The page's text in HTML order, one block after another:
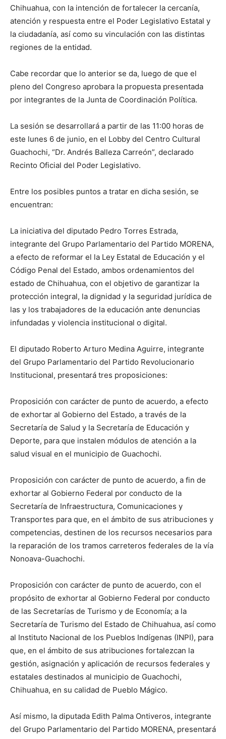
Chihuahua, con la intención de fortalecer la cercanía,
atención y respuesta entre el Poder Legislativo Estatal y
la ciudadanía, así como su vinculación con las distintas
regiones de la entidad.
Cabe recordar que lo anterior se da, luego de que el
pleno del Congreso aprobara la propuesta presentada
por integrantes de la Junta de Coordinación Política.
La sesión se desarrollará a partir de las 11:00 horas de
este lunes 6 de junio, en el Lobby del Centro Cultural
Guachochi, “Dr. Andrés Balleza Carreón”, declarado
Recinto Oficial del Poder Legislativo.
Entre los posibles puntos a tratar en dicha sesión, se
encuentran:
La iniciativa del diputado Pedro Torres Estrada,
integrante del Grupo Parlamentario del Partido MORENA,
a efecto de reformar el la Ley Estatal de Educación y el
Código Penal del Estado, ambos ordenamientos del
estado de Chihuahua, con el objetivo de garantizar la
protección integral, la dignidad y la seguridad jurídica de
las y los trabajadores de la educación ante denuncias
infundadas y violencia institucional o digital.
El diputado Roberto Arturo Medina Aguirre, integrante
del Grupo Parlamentario del Partido Revolucionario
Institucional, presentará tres proposiciones:
Proposición con carácter de punto de acuerdo, a efecto
de exhortar al Gobierno del Estado, a través de la
Secretaría de Salud y la Secretaría de Educación y
Deporte, para que instalen módulos de atención a la
salud visual en el municipio de Guachochi.
Proposición con carácter de punto de acuerdo, a fin de
exhortar al Gobierno Federal por conducto de la
Secretaría de Infraestructura, Comunicaciones y
Transportes para que, en el ámbito de sus atribuciones y
competencias, destinen de los recursos necesarios para
la reparación de los tramos carreteros federales de la vía
Nonoava-Guachochi.
Proposición con carácter de punto de acuerdo, con el
propósito de exhortar al Gobierno Federal por conducto
de las Secretarías de Turismo y de Economía; a la
Secretaría de Turismo del Estado de Chihuahua, así como
al Instituto Nacional de los Pueblos Indígenas (INPI), para
que, en el ámbito de sus atribuciones fortalezcan la
gestión, asignación y aplicación de recursos federales y
estatales destinados al municipio de Guachochi,
Chihuahua, en su calidad de Pueblo Mágico.
Así mismo, la diputada Edith Palma Ontiveros, integrante
del Grupo Parlamentario del Partido MORENA, presentará